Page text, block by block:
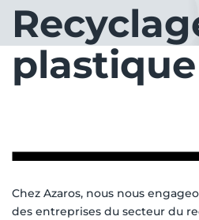
plastique
Chez Azaros, nous nous
des entreprises du secteur du